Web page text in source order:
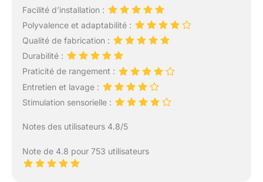
Facilité d’installation :
Polyvalence et adaptabilité :
Qualité de fabrication :
Durabilité :
Praticité de rangement :
Entretien et lavage :
Stimulation sensorielle :
Notes des utilisateurs 4.8/5
Note de 4.8 pour 753 utilisateurs